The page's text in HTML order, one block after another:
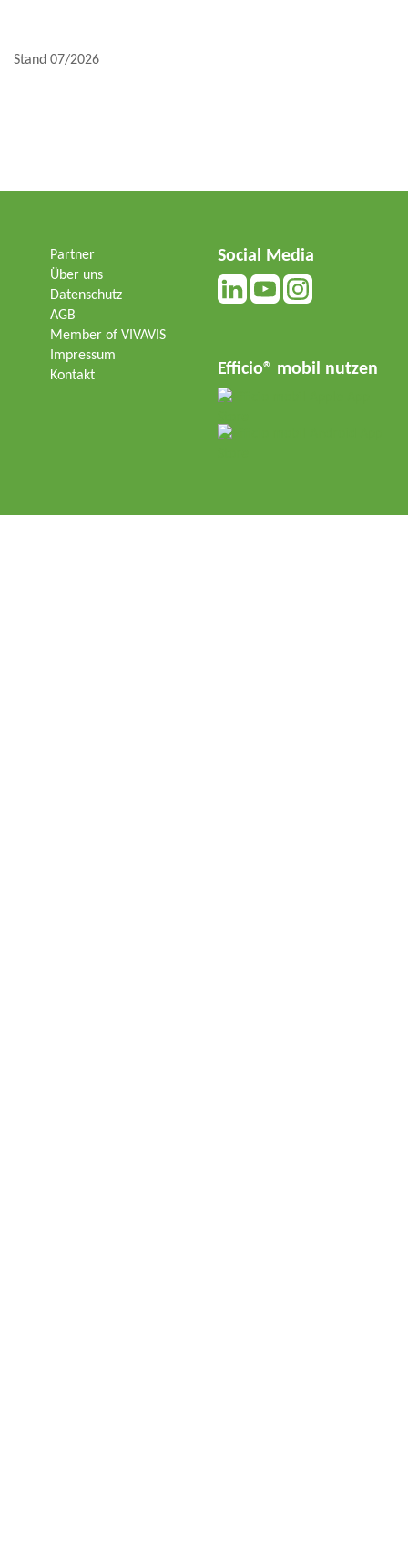
Stand 07/2026
Partner
Über uns
Datenschutz
AGB
Member of VIVAVIS
Impressum
Kontakt
Social Media
Efficio® mobil nutzen